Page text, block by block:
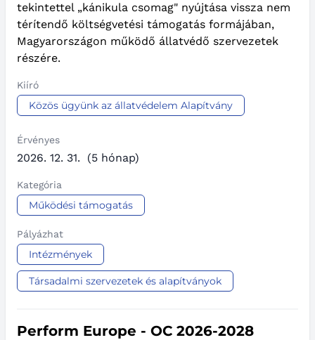
tekintettel „kánikula csomag" nyújtása vissza nem
térítendő költségvetési támogatás formájában,
Magyarországon működő állatvédő szervezetek
részére.
Kiíró
Közös ügyünk az állatvédelem Alapítvány
Érvényes
2026. 12. 31. (5 hónap)
Kategória
Működési támogatás
Pályázhat
Intézmények
Társadalmi szervezetek és alapítványok
Perform Europe - OC 2026-2028